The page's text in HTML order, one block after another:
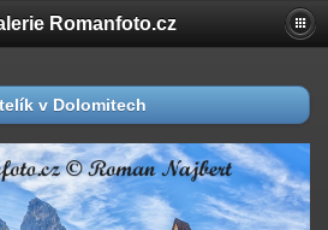
Romanfoto.cz
v Dolomitech